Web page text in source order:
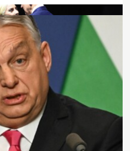
az amerikai
Joe Biden és
Harris...